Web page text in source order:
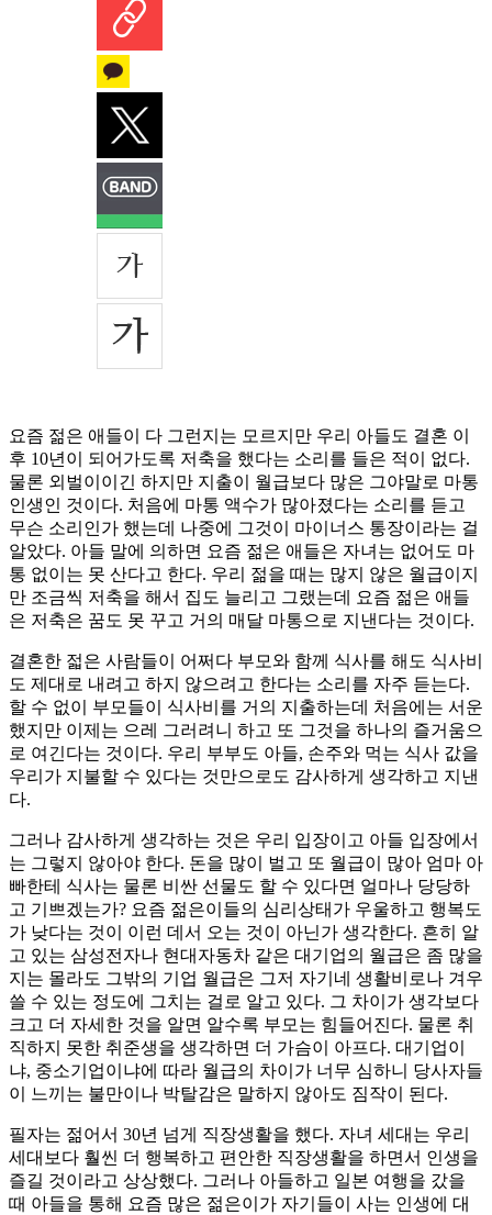
요즘 젊은 애들이 다 그런지는 모르지만 우리 아들도 결혼 이
후 10년이 되어가도록 저축을 했다는 소리를 들은 적이 없다.
물론 외벌이이긴 하지만 지출이 월급보다 많은 그야말로 마통
인생인 것이다. 처음에 마통 액수가 많아졌다는 소리를 듣고
무슨 소리인가 했는데 나중에 그것이 마이너스 통장이라는 걸
알았다. 아들 말에 의하면 요즘 젊은 애들은 자녀는 없어도 마
통 없이는 못 산다고 한다. 우리 젊을 때는 많지 않은 월급이지
만 조금씩 저축을 해서 집도 늘리고 그랬는데 요즘 젊은 애들
은 저축은 꿈도 못 꾸고 거의 매달 마통으로 지낸다는 것이다.
결혼한 젋은 사람들이 어쩌다 부모와 함께 식사를 해도 식사비
도 제대로 내려고 하지 않으려고 한다는 소리를 자주 듣는다.
할 수 없이 부모들이 식사비를 거의 지출하는데 처음에는 서운
했지만 이제는 으레 그러려니 하고 또 그것을 하나의 즐거움으
로 여긴다는 것이다. 우리 부부도 아들, 손주와 먹는 식사 값을
우리가 지불할 수 있다는 것만으로도 감사하게 생각하고 지낸
다.
그러나 감사하게 생각하는 것은 우리 입장이고 아들 입장에서
는 그렇지 않아야 한다. 돈을 많이 벌고 또 월급이 많아 엄마 아
빠한테 식사는 물론 비싼 선물도 할 수 있다면 얼마나 당당하
고 기쁘겠는가? 요즘 젊은이들의 심리상태가 우울하고 행복도
가 낮다는 것이 이런 데서 오는 것이 아닌가 생각한다. 흔히 알
고 있는 삼성전자나 현대자동차 같은 대기업의 월급은 좀 많을
지는 몰라도 그밖의 기업 월급은 그저 자기네 생활비로나 겨우
쓸 수 있는 정도에 그치는 걸로 알고 있다. 그 차이가 생각보다
크고 더 자세한 것을 알면 알수록 부모는 힘들어진다. 물론 취
직하지 못한 취준생을 생각하면 더 가슴이 아프다. 대기업이
냐, 중소기업이냐에 따라 월급의 차이가 너무 심하니 당사자들
이 느끼는 불만이나 박탈감은 말하지 않아도 짐작이 된다.
필자는 젊어서 30년 넘게 직장생활을 했다. 자녀 세대는 우리
세대보다 훨씬 더 행복하고 편안한 직장생활을 하면서 인생을
즐길 것이라고 상상했다. 그러나 아들하고 일본 여행을 갔을
때 아들을 통해 요즘 많은 젊은이가 자기들이 사는 인생에 대